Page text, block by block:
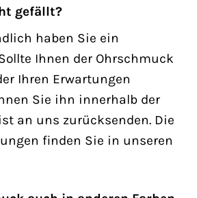
gefällt?
haben Sie ein
Ihnen der Ohrschmuck
Ihren Erwartungen
Sie ihn innerhalb der
an uns zurücksenden. Die
finden Sie in unseren